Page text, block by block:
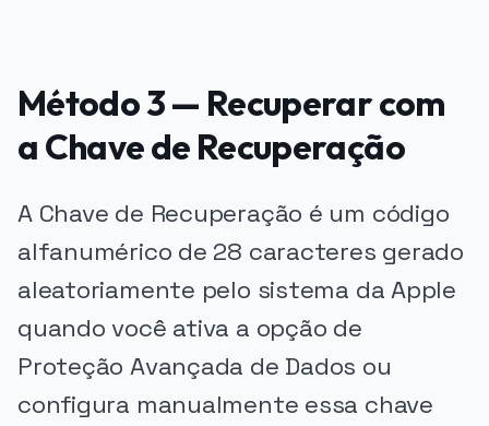
Método 3 — Recuperar com
a Chave de Recuperação
A Chave de Recuperação é um código
alfanumérico de 28 caracteres gerado
aleatoriamente pelo sistema da Apple
quando você ativa a opção de
Proteção Avançada de Dados ou
configura manualmente essa chave